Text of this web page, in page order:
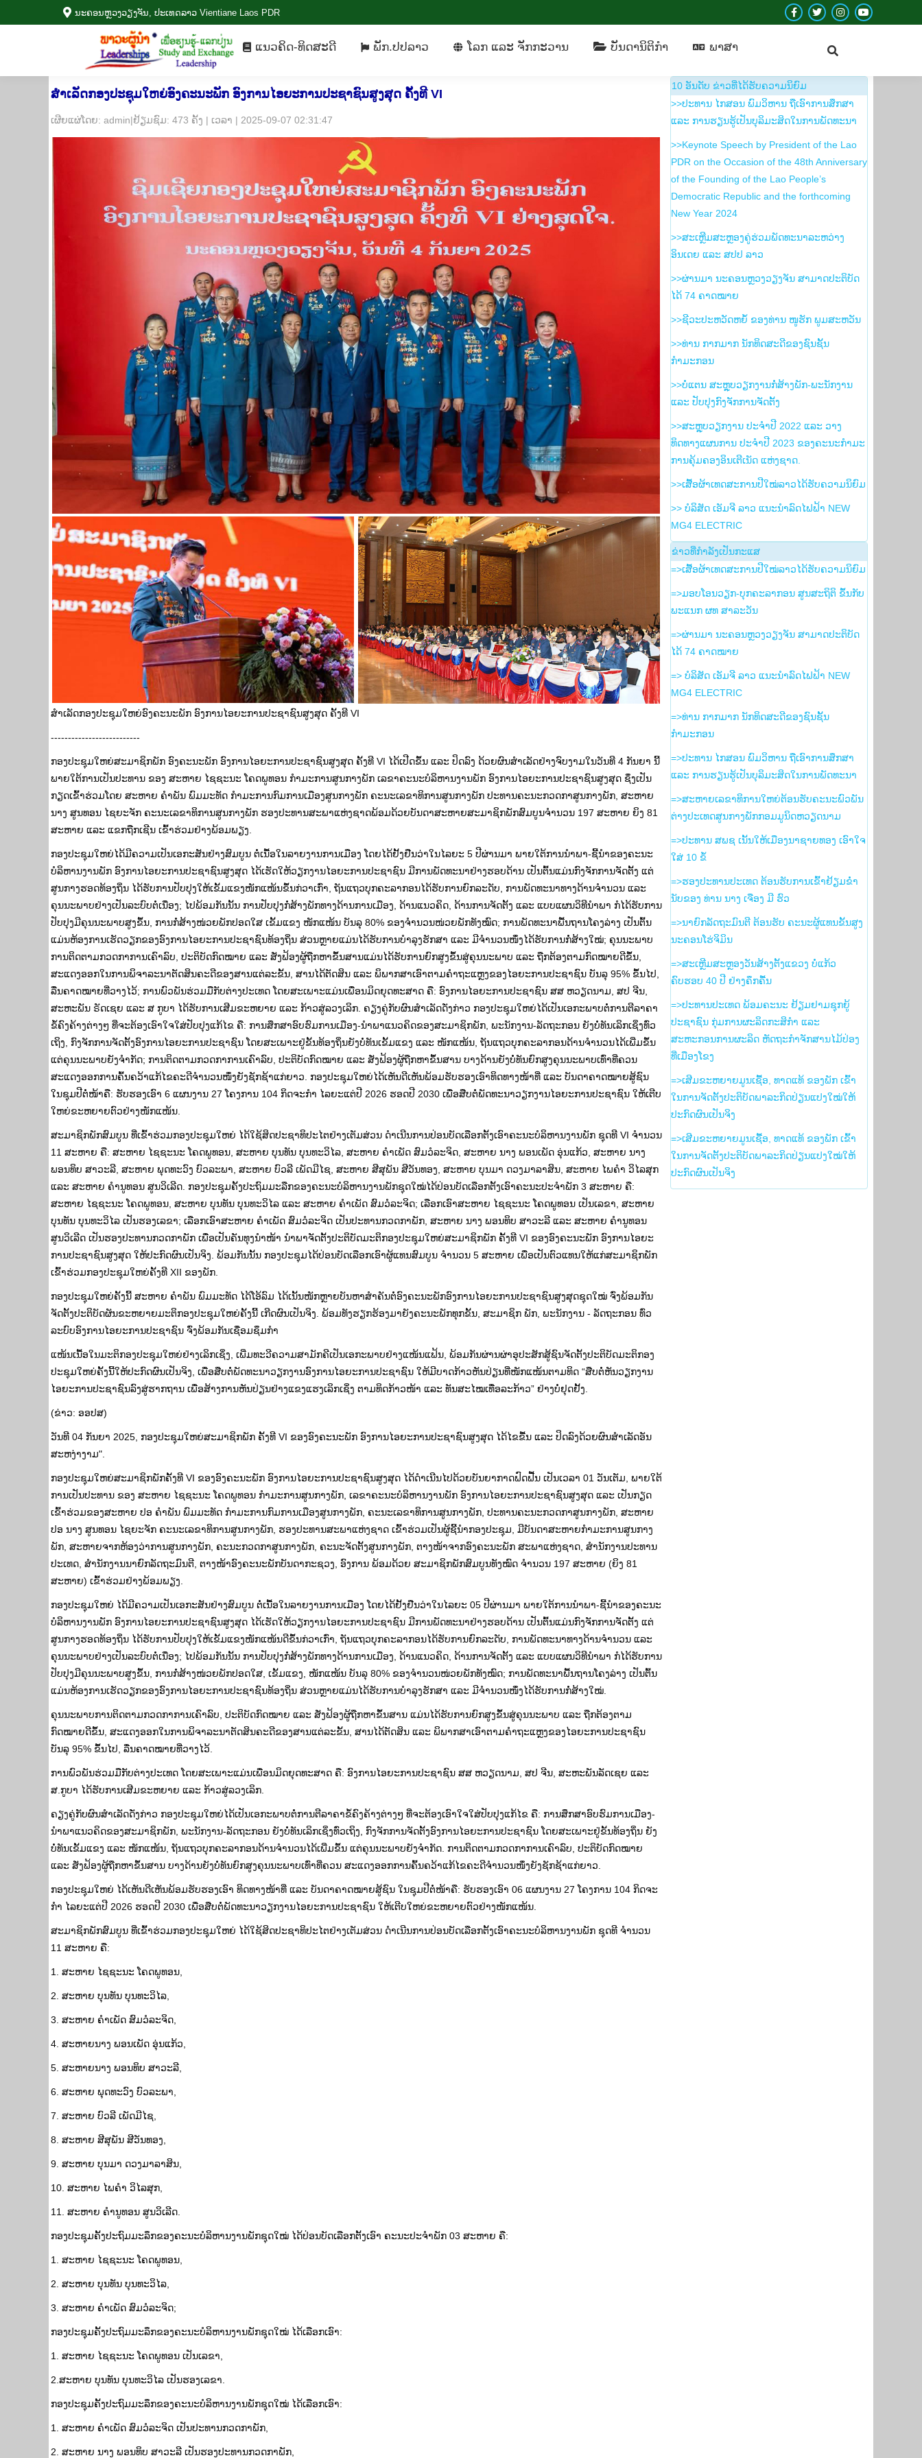
ນະ​ຄອນຫຼວງວຽງ​ຈັນ, ປະ​ເທດ​ລາວ Vientiane Laos PDR
Facebook
in
new
window
Twitter
opens
in
window
Instagram
in
window
YouTube
in
ແນວ​ຄິດ-ທິດ​ສະ​ດີ ພັກ​.ປປລາວ ​ໂລກ ແລະ ຈັກ​ກະ​ວານ ບັນ​ດາ​ນິ​ຕິ​ກຳ ​ພາ​ສາ
ສຳເລັດກອງປະຊຸມໃຫຍ່ອົງຄະນະພັກ ອົງການໄອຍະການປະຊາຊົນສູງສຸດ ຄັ້ງທີ VI
​ເຜີຍ​ແຜ່​ໂດຍ: admin|ຢ້ຽມ​ຊົມ: 473 ຄັ້ງ | ເວ​ລາ | 2025-09-07 02:31:47
ສຳເລັດກອງປະຊຸມໃຫຍ່ອົງຄະນະພັກ ອົງການໄອຍະການປະຊາຊົນສູງສຸດ ຄັ້ງທີ VI
--------------------------
ກອງປະຊຸມໃຫຍ່ສະມາຊິກພັກ ອົງຄະນະພັກ ອົງການໄອຍະການປະຊາຊົນສູງສຸດ ຄັ້ງທີ VI ໄດ້ເປີດຂຶ້ນ ແລະ ປິດລົງ ດ້ວຍຜົນສຳເລັດຢ່າງຈົບງາມໃນວັນທີ 4 ກັນຍາ ນີ້
ພາຍໃຕ້ການເປັນປະທານ ຂອງ ສະຫາຍ ໄຊຊະນະ ໂຄດພູທອນ ກໍາມະການສູນກາງພັກ ເລຂາຄະນະບໍລິຫານງານພັກ ອົງການໄອຍະການປະຊາຊົນສູງສຸດ ຊຶ່ງເປັນ
ກຽດເຂົ້າຮ່ວມໂດຍ ສະຫາຍ ຄໍາພັນ ພົມມະທັດ ກໍາມະການກົມການເມືອງສູນກາງພັກ ຄະນະເລຂາທິການສູນກາງພັກ ປະທານຄະນະກວດກາສູນກາງພັກ, ສະຫາຍ
ນາງ ສູນທອນ ໄຊຍະຈັກ ຄະນະເລຂາທິການສູນກາງພັກ ຮອງປະທານສະພາແຫ່ງຊາດພ້ອມດ້ວຍບັນດາສະຫາຍສະມາຊິກພັກສົມບູນຈໍານວນ 197 ສະຫາຍ ຍິງ 81
ສະຫາຍ ແລະ ແຂກຖືກເຊີນ ເຂົ້າຮ່ວມຢ່າງພ້ອມພຽງ.
ກອງປະຊຸມໃຫຍ່ໄດ້ມີຄວາມເປັນເອກະສັນຢ່າງສົມບູນ ຕໍ່ເນື້ອໃນລາຍງານການເມືອງ ໂດຍໄດ້ຢັ້ງຢືນວ່າໃນໄລຍະ 5 ປີຜ່ານມາ ພາຍໃຕ້ການນໍາພາ-ຊີ້ນໍາຂອງຄະນະ
ບໍລິຫານງານພັກ ອົງການໄອຍະການປະຊາຊົນສູງສຸດ ໄດ້ເຮັດໃຫ້ວຽກງານໄອຍະການປະຊາຊົນ ມີການພັດທະນາຢ່າງຮອບດ້ານ ເປັນຕົ້ນແມ່ນກົງຈັກການຈັດຕັ້ງ ແຕ່
ສູນກາງຮອດທ້ອງຖິ່ນ ໄດ້ຮັບການປັບປຸງໃຫ້ເຂັ້ມແຂງໜັກແໜ້ນຂຶ້ນກ່ວາເກົ່າ, ຖັນແຖວບຸກຄະລາກອນໄດ້ຮັບການຍົກລະດັບ, ການພັດທະນາທາງດ້ານຈໍານວນ ແລະ
ຄຸນນະພາບຢ່າງເປັນລະບົບຕໍ່ເນື່ອງ; ໄປພ້ອມກັນນັ້ນ ການປັບປຸງກໍ່ສ້າງພັກທາງດ້ານການເມືອງ, ດ້ານແນວຄິດ, ດ້ານການຈັດຕັ້ງ ແລະ ແບບແຜນວິທີນໍາພາ ກໍໄດ້ຮັບການ
ປັບປຸງມີຄຸນນະພາບສູງຂຶ້ນ, ການກໍ່ສ້າງໜ່ວຍພັກປອດໃສ ເຂັ້ມແຂງ ໜັກແໜ້ນ ບັນລຸ 80% ຂອງຈໍານວນໜ່ວຍພັກທັງໝົດ; ການພັດທະນາພື້ນຖານໂຄງລ່າງ ເປັນຕົ້ນ
ແມ່ນຫ້ອງການເຮັດວຽກຂອງອົງການໄອຍະການປະຊາຊົນທ້ອງຖິ່ນ ສ່ວນຫຼາຍແມ່ນໄດ້ຮັບການບໍາລຸງຮັກສາ ແລະ ມີຈໍານວນໜຶ່ງໄດ້ຮັບການກໍ່ສ້າງໃໝ່; ຄຸນນະພາບ
ການຕິດຕາມກວດກາການເຄົາລົບ, ປະຕິບັດກົດໝາຍ ແລະ ສັ່ງຟ້ອງຜູ້ຖືກຫາຂຶ້ນສານແມ່ນໄດ້ຮັບການຍົກສູງຂຶ້ນສູ່ຄຸນນະພາບ ແລະ ຖືກຕ້ອງຕາມກົດໝາຍດີຂຶ້ນ,
ສະແດງອອກໃນການພິຈາລະນາຕັດສິນຄະດີຂອງສານແຕ່ລະຂັ້ນ, ສານໄດ້ຕັດສິນ ແລະ ພິພາກສາເອົາຕາມຄໍາຖະແຫຼງຂອງໄອຍະການປະຊາຊົນ ບັນລຸ 95% ຂຶ້ນໄປ,
ລື່ນຄາດໝາຍທີ່ວາງໄວ້; ການພົວພັນຮ່ວມມືກັບຕ່າງປະເທດ ໂດຍສະເພາະແມ່ນເພື່ອນມິດຍຸດທະສາດ ຄື: ອົງການໄອຍະການປະຊາຊົນ ສສ ຫວຽດນາມ, ສປ ຈີນ,
ສະຫະພັນ ຣັດເຊຍ ແລະ ສ ກູບາ ໄດ້ຮັບການເສີມຂະຫຍາຍ ແລະ ກ້າວສູ່ລວງເລິກ. ຄຽງຄູ່ກັບຜົນສໍາເລັດດັ່ງກ່າວ ກອງປະຊຸມໃຫຍ່ໄດ້ເປັນເອກະພາບຕໍ່ການຕີລາຄາ
ຂໍ້ຄົງຄ້າງຕ່າງໆ ທີ່ຈະຕ້ອງເອົາໃຈໃສ່ປັບປຸງແກ້ໄຂ ຄື: ການສຶກສາອົບຮົມການເມືອງ-ນໍາພາແນວຄິດຂອງສະມາຊິກພັກ, ພະນັກງານ-ລັດຖະກອນ ຍັງບໍ່ທັນເລິກເຊິ່ງທົ່ວ
ເຖິງ, ກົງຈັກການຈັດຕັ້ງອົງການໄອຍະການປະຊາຊົນ ໂດຍສະເພາະຢູ່ຂັ້ນທ້ອງຖິ່ນຍັງບໍ່ທັນເຂັ້ມແຂງ ແລະ ໜັກແໜ້ນ, ຖັນແຖວບຸກຄະລາກອນດ້ານຈໍານວນໄດ້ເພີ່ມຂຶ້ນ
ແຕ່ຄຸນນະພາບຍັງຈໍາກັດ; ການຕິດຕາມກວດກາການເຄົາລົບ, ປະຕິບັດກົດໝາຍ ແລະ ສັ່ງຟ້ອງຜູ້ຖືກຫາຂຶ້ນສານ ບາງດ້ານຍັງບໍ່ທັນຍົກສູງຄຸນນະພາບເທົ່າທີ່ຄວນ
ສະແດງອອກການຄົ້ນຄວ້າແກ້ໄຂຄະດີຈໍານວນໜຶ່ງຍັງຊັກຊ້າແກ່ຍາວ. ກອງປະຊຸມໃຫຍ່ໄດ້ເຫັນດີເຫັນພ້ອມຮັບຮອງເອົາທິດທາງໜ້າທີ່ ແລະ ບັນດາຄາດໝາຍສູ້ຊົນ
ໃນຊຸມປີຕໍ່ໜ້າຄື: ຮັບຮອງເອົາ 6 ແຜນງານ 27 ໂຄງການ 104 ກິດຈະກໍາ ໄລຍະແຕ່ປີ 2026 ຮອດປີ 2030 ເພື່ອສືບຕໍ່ພັດທະນາວຽກງານໄອຍະການປະຊາຊົນ ໃຫ້ເຕີບ
ໃຫຍ່ຂະຫຍາຍຕົວຢ່າງໜັກແໜ້ນ.
ສະມາຊິກພັກສົມບູນ ທີ່ເຂົ້າຮ່ວມກອງປະຊຸມໃຫຍ່ ໄດ້ໃຊ້ສິດປະຊາທິປະໄຕຢ່າງເຕັມສ່ວນ ດໍາເນີນການປ່ອນບັດເລືອກຕັ້ງເອົາຄະນະບໍລິຫານງານພັກ ຊຸດທີ VI ຈໍານວນ
11 ສະຫາຍ ຄື: ສະຫາຍ ໄຊຊະນະ ໂຄດພູທອນ, ສະຫາຍ ບຸນທັນ ບຸນທະວິໄລ, ສະຫາຍ ຄໍາເພັດ ສົມວໍລະຈິດ, ສະຫາຍ ນາງ ພອນເພັດ ອຸ່ນແກ້ວ, ສະຫາຍ ນາງ
ພອນທິບ ສາວະລີ, ສະຫາຍ ພຸດທະວົງ ບົວລະພາ, ສະຫາຍ ບົວລີ ເພັດມີໄຊ, ສະຫາຍ ສີສຸພັນ ສີວັນທອງ, ສະຫາຍ ບຸນມາ ດວງມາລາສິນ, ສະຫາຍ ໄພຄໍາ ວິໄລສຸກ
ແລະ ສະຫາຍ ຄໍານູທອນ ສູນວິເລີດ. ກອງປະຊຸມຄັ້ງປະຖົມມະລືກຂອງຄະນະບໍລິຫານງານພັກຊຸດໃໝ່ໄດ້ປ່ອນບັດເລືອກຕັ້ງເອົາຄະນະປະຈໍາພັກ 3 ສະຫາຍ ຄື:
ສະຫາຍ ໄຊຊະນະ ໂຄດພູທອນ, ສະຫາຍ ບຸນທັນ ບຸນທະວິໄລ ແລະ ສະຫາຍ ຄໍາເພັດ ສົມວໍລະຈິດ; ເລືອກເອົາສະຫາຍ ໄຊຊະນະ ໂຄດພູທອນ ເປັນເລຂາ, ສະຫາຍ
ບຸນທັນ ບຸນທະວິໄລ ເປັນຮອງເລຂາ; ເລືອກເອົາສະຫາຍ ຄໍາເພັດ ສົມວໍລະຈິດ ເປັນປະທານກວດກາພັກ, ສະຫາຍ ນາງ ພອນທິບ ສາວະລີ ແລະ ສະຫາຍ ຄໍານູທອນ
ສູນວິເລີດ ເປັນຮອງປະທານກວດກາພັກ ເພື່ອເປັນຄັນທຸງນໍາໜ້າ ນໍາພາຈັດຕັ້ງປະຕິບັດມະຕິກອງປະຊຸມໃຫຍ່ສະມາຊິກພັກ ຄັ້ງທີ VI ຂອງອົງຄະນະພັກ ອົງການໄອຍະ
ການປະຊາຊົນສູງສຸດ ໃຫ້ປະກົດຜົນເປັນຈິງ. ພ້ອມກັນນັ້ນ ກອງປະຊຸມໄດ້ປ່ອນບັດເລືອກເອົາຜູ້ແທນສົມບູນ ຈໍານວນ 5 ສະຫາຍ ເພື່ອເປັນຕົວແທນໃຫ້ແກ່ສະມາຊິກພັກ
ເຂົ້າຮ່ວມກອງປະຊຸມໃຫຍ່ຄັ້ງທີ XII ຂອງພັກ.
ກອງປະຊຸມໃຫຍ່ຄັ້ງນີ້ ສະຫາຍ ຄໍາພັນ ພົມມະທັດ ໄດ້ໂອ້ລົມ ໄດ້ເນັ້ນໜັກຫຼາຍບັນຫາສໍາຄັນຕໍ່ອົງຄະນະພັກອົງການໄອຍະການປະຊາຊົນສູງສຸດຊຸດໃໝ່ ຈົ່ງພ້ອມກັນ
ຈັດຕັ້ງປະຕິບັດຜັນຂະຫຍາຍມະຕິກອງປະຊຸມໃຫຍ່ຄັ້ງນີ້ ເກີດຜົນເປັນຈິງ. ພ້ອມທັງຮຽກຮ້ອງມາຍັງຄະນະພັກທຸກຂັ້ນ, ສະມາຊິກ ພັກ, ພະນັກງານ - ລັດຖະກອນ ທົ່ວ
ລະບົບອົງການໄອຍະການປະຊາຊົນ ຈົ່ງພ້ອມກັນເຊື່ອມຊຶມກໍາ
ແໜ້ນເນື້ອໃນມະຕິກອງປະຊຸມໃຫຍ່ຢ່າງເລິກເຊິ່ງ, ເພີ່ມທະວີຄວາມສາມັກຄີເປັນເອກະພາບຢ່າງແໜ້ນແຟ້ນ, ພ້ອມກັນຜ່ານຜ່າອຸປະສັກສູ້ຊົນຈັດຕັ້ງປະຕິບັດມະຕິກອງ
ປະຊຸມໃຫຍ່ຄັ້ງນີ້ໃຫ້ປະກົດຜົນເປັນຈິງ, ເພື່ອສືບຕໍ່ພັດທະນາວຽກງານອົງການໄອຍະການປະຊາຊົນ ໃຫ້ມີບາດກ້າວຫັນປ່ຽນທີ່ໜັກແໜ້ນຕາມທິດ “ສືບຕໍ່ຫັນວຽກງານ
ໄອຍະການປະຊາຊົນລົງສູ່ຮາກຖານ ເພື່ອສ້າງການຫັນປ່ຽນຢ່າງແຂງແຮງເລິກເຊິ່ງ ຕາມທິດກ້າວໜ້າ ແລະ ທັນສະໄໝເທື່ອລະກ້າວ” ຢ່າງບໍ່ຢຸດຢັ້ງ.
(ຂ່າວ: ອອປສ)
ວັນທີ 04 ກັນຍາ 2025, ກອງ​ປະຊຸມ​ໃຫຍ່ສະມາຊິກພັກ ຄັ້ງ​ທີ VI ຂອງ​ອົງຄະ​ນະ​ພັກ ອົງການ​ໄອ​ຍະ​ການ​ປະຊາຊົນ​ສູງ​ສຸດ ໄດ້ໄຂຂື້ນ ແລະ ປິດລົງດ້ວຍຜົນສຳເລັດອັນ
ສະຫງ່າງາມ".
ກອງປະຊຸມ​ໃຫຍ່​ສະມາຊິກພັກ​ຄັ້ງ​ທີ VI ຂອງອົງຄະນະພັກ ອົງການໄອຍະການປະຊາຊົນສູງສຸດ ໄດ້​​ດໍາເນີນໄປດ້ວຍບັນຍາກາດຟົດຟື້ນ ເປັນເວລາ 01 ວັນເຕັມ, ພາຍໃຕ້
ການເປັນປະທານ ຂອງ ສະຫາຍ ໄຊຊະນະ ໂຄດພູທອນ ກໍາມະການສູນກາງພັກ, ເລຂາຄະນະບໍລິຫານງານພັກ ອົງການໄອຍະການປະຊາຊົນສູງສຸດ ແລະ ເປັນກຽດ
ເຂົ້າຮ່ວມຂອງສະຫາຍ ປອ ຄໍາພັນ ພົມມະທັດ ກໍາມະການກົມການເມືອງສູນກາງພັກ, ຄະນະເລຂາທິການສູນກາງພັກ, ປະທານຄະນະກວດກາສູນກາງພັກ, ສະຫາຍ
ປອ ນາງ ສູນທອນ ໄຊຍະຈັກ ຄະນະເລຂາທິການສູນກາງພັກ, ຮອງປະທານສະພາແຫ່ງຊາດ ເຂົ້າຮ່ວມເປັນຜູ້ຊີ້ນໍາກອງປະຊຸມ, ມີບັນດາສະຫາຍກໍາມະການສູນກາງ
ພັກ, ສະຫາຍຈາກຫ້ອງວ່າການສູນກາງພັກ, ຄະນະກວດກາສູນກາງພັກ, ຄະນະຈັດຕັ້ງສູນກາງພັກ, ຕາງໜ້າຈາກອົງຄະນະພັກ ສະພາແຫ່ງຊາດ, ສໍານັກງານປະທານ
ປະເທດ, ສໍານັກງານນາຍົກລັດຖະມົນຕີ, ຕາງໜ້າອົງຄະນະພັກບັນດາກະຊວງ, ອົງການ ພ້ອມດ້ວຍ ສະມາຊິກພັກສົມບູນທັງໝົດ ຈໍານວນ 197 ສະຫາຍ (ຍິງ 81
ສະຫາຍ) ເຂົ້າຮ່ວມຢ່າງພ້ອມພຽງ.
ກອງປະຊຸມໃຫຍ່ ໄດ້ມີຄວາມເປັນເອກະສັນຢ່າງສົມບູນ ຕໍ່ເນື້ອໃນລາຍງານການເມືອງ ໂດຍໄດ້ຢັ້ງຢືນວ່າໃນໄລຍະ 05 ປີຜ່ານມາ ພາຍໃຕ້ການນໍາພາ-ຊີ້ນໍາຂອງຄະນະ
ບໍລິຫານງານພັກ ອົງການໄອຍະການປະຊາຊົນສູງສຸດ ໄດ້ເຮັດໃຫ້ວຽກງານໄອຍະການປະຊາຊົນ ມີການພັດທະນາຢ່າງຮອບດ້ານ ເປັນຕົ້ນແມ່ນກົງຈັກການຈັດຕັ້ງ ແຕ່
ສູນກາງຮອດທ້ອງຖິ່ນ ໄດ້ຮັບການປັບປຸງໃຫ້ເຂັ້ມແຂງໜັກແໜ້ນດີຂຶ້ນກ່ວາເກົ່າ, ຖັນແຖວບຸກຄະລາກອນໄດ້ຮັບການຍົກລະດັບ, ການພັດທະນາທາງດ້ານຈໍານວນ ແລະ
ຄຸນນະພາບຢ່າງເປັນລະບົບຕໍ່ເນື່ອງ; ໄປພ້ອມກັນນັ້ນ ການປັບປຸງກໍ່ສ້າງພັກທາງດ້ານການເມືອງ, ດ້ານແນວຄິດ, ດ້ານການຈັດຕັ້ງ ແລະ ແບບແຜນວິທີນໍາພາ ກໍໄດ້ຮັບການ
ປັບປຸງມີຄຸນນະພາບສູງຂຶ້ນ, ການກໍ່ສ້າງໜ່ວຍພັກປອດໃສ, ເຂັ້ມແຂງ, ໜັກແໜ້ນ ບັນລຸ 80% ຂອງຈໍານວນໜ່ວຍພັກທັງໝົດ; ການພັດທະນາພື້ນຖານໂຄງລ່າງ ເປັນຕົ້ນ
ແມ່ນຫ້ອງການເຮັດວຽກຂອງອົງການໄອຍະການປະຊາຊົນທ້ອງຖິ່ນ ສ່ວນຫຼາຍແມ່ນໄດ້ຮັບການບໍາລຸງຮັກສາ ແລະ ມີຈໍານວນໜຶ່ງໄດ້ຮັບການກໍ່ສ້າງໃໝ່.
ຄຸນນະພາບການຕິດຕາມກວດກາການເຄົາລົບ, ປະຕິບັດກົດໝາຍ ແລະ ສັ່ງຟ້ອງຜູ້ຖືກຫາຂຶ້ນສານ ແມ່ນໄດ້ຮັບການຍົກສູງຂຶ້ນສູ່ຄຸນນະພາບ ແລະ ຖືກຕ້ອງຕາມ
ກົດໝາຍດີຂຶ້ນ, ສະແດງອອກໃນການພິຈາລະນາຕັດສິນຄະດີຂອງສານແຕ່ລະຂັ້ນ, ສານໄດ້ຕັດສິນ ແລະ ພິພາກສາເອົາຕາມຄໍາຖະແຫຼງຂອງໄອຍະການປະຊາຊົນ
ບັນລຸ 95% ຂຶ້ນໄປ, ລື່ນຄາດໝາຍທີ່ວາງໄວ້.
ການພົວພັນຮ່ວມມືກັບຕ່າງປະເທດ ໂດຍສະເພາະແມ່ນເພື່ອນມິດຍຸດທະສາດ ຄື: ອົງການໄອຍະການປະຊາຊົນ ສສ ຫວຽດນາມ, ສປ ຈີນ, ສະຫະພັນລັດເຊຍ ແລະ
ສ.ກູບາ ໄດ້ຮັບການເສີມຂະຫຍາຍ ແລະ ກ້າວສູ່ລວງເລິກ.
ຄຽງ​ຄູ່​ກັບ​ຜົນ​ສໍາ​ເລັດ​ດັ່ງກ່າວ ກອງ​ປະຊຸມ​ໃຫຍ່​ໄດ້​ເປັນ​ເອກະ​ພາບ​ຕໍ່​ການ​ຕີ​ລາຄາ​ຂໍ້ຄົງຄ້າງ​ຕ່າງໆ ​ທີ່​ຈະ​ຕ້ອງ​ເອົາ​ໃຈ​ໃສ່​ປັບປຸງ​ແກ້​ໄຂ ​ຄື: ການ​ສຶກສາ​ອົບຮົມ​ການ​ເມືອງ-
ນໍາພາ​ແນວ​ຄິດ​ຂອງ​ສະມາຊິກ​ພັກ, ພະນັກງານ-ລັດຖະກອນ ​ຍັງ​ບໍ່​ທັນ​ເລິກ​ເຊິ່ງທົ່ວ​ເຖິງ, ກົງຈັກ​ການຈັດ​ຕັ້ງ​ອົງການ​ໄອ​ຍະ​ການ​ປະຊາຊົນ ​ໂດຍ​ສະ​ເພາະ​ຢູ່​ຂັ້ນ​ທ້ອງ​ຖິ່ນ​ ຍັງ​
ບໍ່​ທັນ​ເຂັ້ມ​ແຂງ ​ແລະ ໜັກແໜ້ນ, ຖັນ​ແຖວ​ບຸກຄະລາ​ກອນ​ດ້ານ​ຈໍານວນ​ໄດ້​ເພີ່ມ​ຂຶ້ນ​ ແຕ່​ຄຸນ​ນະພາ​ບຍັງ​ຈໍາກັດ. ການ​ຕິດຕາມ​ກວດກາ​ການ​ເຄົາລົບ, ປະຕິບັດ​ກົດໝາຍ ​
ແລະ ສັ່ງ​ຟ້ອງ​ຜູ້​ຖືກ​ຫາ​ຂຶ້ນ​ສານ ​ບາງດ້ານຍັງ​ບໍ່​ທັນ​ຍົກ​ສູງຄຸນນະພາບ​ເທົ່າ​ທີ່ຄວນ ສະ​ແດງ​ອອກການ​ຄົ້ນຄວ້າ​ແກ້​ໄຂ​ຄະດີ​ຈໍານວນ​ໜຶ່ງ​ຍັງຊັກຊ້າແກ່ຍາວ.
ກອງ​ປະຊຸມ​ໃຫຍ່​ ໄດ້​ເຫັນ​ດີ​ເຫັນ​ພ້ອມ​ຮັບຮອງ​​ເອົາ​ ທິດ​ທາງ​ໜ້າ​ທີ່ ​ແລະ ບັນດາ​ຄາດໝາຍ​ສູ້​ຊົນ​ ໃນ​ຊຸມ​ປີ​ຕໍ່ໜ້າຄື: ຮັບຮອງ​ເອົາ 06 ແຜນ​ງານ 27 ​ໂຄງການ 104 ກິດຈະ
ກໍາ​ ​ໄລຍະ​ແຕ່ປີ​ 2026 ຮອດ​ປີ 2030 ​ເພື່ອ​ສືບ​ຕໍ່​ພັດທະນາ​ວຽກ​ງານ​ໄອ​ຍະ​ການ​ປະຊາຊົນ​ ໃຫ້​ເຕີບ​ໃຫຍ່​ຂະຫຍາຍຕົວ​ຢ່າງ​ໜັກ​ແໜ້ນ.
ສະມາຊິກພັກສົມບູນ ທີ່ເຂົ້າຮ່ວມກອງ​ປະຊຸມ​ໃຫຍ່​ ​ໄດ້​ໃຊ້​ສິດ​ປະຊາທິປະ​ໄຕ​ຢ່າງ​ເຕັມ​ສ່ວນ ​ດໍາ​ເນີນ​ການ​ປ່ອນ​ບັດ​ເລືອກ​ຕັ້ງ​ເອົາຄະນະ​ບໍລິຫານ​ງາ​ນພັກ ​ຊຸດ​ທີ ຈໍານວນ
11​ ສະຫາຍ ​ຄື:
1. ສະຫາຍ ໄຊຊະນະ ໂຄດພູທອນ,
2. ສະຫາຍ ບຸນທັນ ບຸນທະວິໄລ,
3. ສະຫາຍ ຄໍາເພັດ ສົມວໍລະຈິດ,
4. ສະຫາຍນາງ ພອນເພັດ ອຸ່ນແກ້ວ,
5. ສະຫາຍນາງ ພອນທິບ ສາວະລີ,
6. ສະຫາຍ ພຸດທະວົງ ບົວລະພາ,
7. ສະຫາຍ ບົວລີ ເພັດມີໄຊ,
8. ສະຫາຍ ສີສຸພັນ ສີວັນທອງ,
9. ສະຫາຍ ບຸນມາ ດວງມາລາສິນ,
10. ສະຫາຍ ໄພຄໍາ ວິໄລສຸກ,
11. ສະຫາຍ ຄໍານູທອນ ສູນວິເລີດ.
ກອງ​ປະຊຸມຄັ້ງ​ປະຖົມ​ມະລຶກ​ຂອງ​ຄະນະ​ບໍລິຫານ​ງານ​ພັກ​ຊຸດ​ໃໝ່ ​ໄດ້​ປ່ອນ​ບັດ​ເລືອກ​ຕັ້ງ​ເອົາ​ ຄະນະ​ປະ​ຈໍາພັກ 03 ສະຫາຍ ຄື:
1. ສະຫາຍ ໄຊຊະນະ ໂຄດພູທອນ,
2. ສະຫາຍ ບຸນທັນ ບຸນທະວິໄລ,
3. ສະຫາຍ ຄໍາເພັດ ສົມວໍລະຈິດ; ​
ກອງ​ປະຊຸມຄັ້ງ​ປະຖົມ​ມະລຶກ​ຂອງ​ຄະນະ​ບໍລິຫານ​ງານ​ພັກ​ຊຸດ​ໃໝ່ ​ໄດ້​ເລືອກ​ເອົາ:
1. ສະຫາຍ ໄຊຊະນະ ໂຄດພູທອນ ເປັນເລຂາ,
2.ສະຫາຍ ບຸນທັນ ບຸນທະວິໄລ ເປັນຮອງເລຂາ.
ກອງ​ປະຊຸມຄັ້ງ​ປະຖົມ​ມະລຶກ​ຂອງ​ຄະນະ​ບໍລິຫານ​ງານ​ພັກ​ຊຸດ​ໃໝ່ ​ໄດ້​ເລືອກ​ເອົາ:
1. ສະຫາຍ ຄໍາເພັດ ສົມວໍລະຈິດ ເປັນ​ປະທານ​ກວດກາພັກ,
2. ສະຫາຍ ນາງ ພອນທິບ ສາວະລີ ເປັນຮອງ​ປະທານ​ກວດກາ​ພັກ,
10 ອັນ​ດັບ ຂ່າວ​ທີ່​ໄດ້​ຮັບ​ຄວາມ​ນິ​ຍົມ
>>ປະທານ ໄກສອນ ພົມວິຫານ ຖືເອົາການສຶກສາ
ແລະ ການຮຽນຮູ້ເປັນບຸລິມະສິດໃນການພັດທະນາ
>>Keynote Speech by President of the Lao
PDR on the Occasion of the 48th Anniversary
of the Founding of the Lao People’s
Democratic Republic and the forthcoming
New Year 2024
>>ສະເຫຼີມສະຫຼອງຄູ່ຮ່ວມພັດທະນາລະຫວ່າງ
ອິນເດຍ ແລະ ສປປ ລາວ
>>ຜ່ານມາ ນະຄອນຫຼວງວຽງຈັນ ສາມາດປະຕິບັດ
ໄດ້ 74 ຄາດໝາຍ
>>ຊີວະປະຫວັດຫຍໍ້ ຂອງທ່ານ ໜູຮັກ ພູມສະຫວັນ
>>ທ່ານ ກາກມາກ ນັກທິດສະດີຂອງຊົນຊັ້ນ
ກຳມະກອນ
>>ບໍ່ແຕນ ສະຫຼຸບວຽກງານກໍ່ສ້າງພັກ-ພະນັກງານ
ແລະ ປັບປຸງກົງຈັກການຈັດຕັ້ງ
>>ສະຫຼຸບວຽກງານ ປະຈໍາປີ 2022 ແລະ ວາງ
ທິດທາງແຜນການ ປະຈໍາປີ 2023 ຂອງຄະນະກໍາມະ
ການຄຸ້ມຄອງອິນເຕີເນັດ ແຫ່ງຊາດ.
>>ເສື້ອຜ້າເທດສະການປີໃໝ່ລາວໄດ້ຮັບຄວາມນິຍົມ
>> ບໍລິສັດ ເອັມຈີ ລາວ ແນະນຳລົດໄຟຟ້າ NEW
MG4 ELECTRIC
ຂ່າວ​ທີ່​ກຳ​ລັງ​ເປັນ​ກະ​ແສ
=>ເສື້ອຜ້າເທດສະການປີໃໝ່ລາວໄດ້ຮັບຄວາມນິຍົມ
=>ມອບໂອນວຽກ-ບຸກຄະລາກອນ ສູນສະຖິຕິ ຂຶ້ນກັບ
ພະແນກ ຜທ ສາລະວັນ
=>ຜ່ານມາ ນະຄອນຫຼວງວຽງຈັນ ສາມາດປະຕິບັດ
ໄດ້ 74 ຄາດໝາຍ
=> ບໍລິສັດ ເອັມຈີ ລາວ ແນະນຳລົດໄຟຟ້າ NEW
MG4 ELECTRIC
=>ທ່ານ ກາກມາກ ນັກທິດສະດີຂອງຊົນຊັ້ນ
ກຳມະກອນ
=>ປະທານ ໄກສອນ ພົມວິຫານ ຖືເອົາການສຶກສາ
ແລະ ການຮຽນຮູ້ເປັນບຸລິມະສິດໃນການພັດທະນາ
=>ສະຫາຍເລຂາທິການໃຫຍ່ຕ້ອນຮັບຄະນະພົວພັນ
ຕ່າງປະເທດສູນກາງພັກກອມມູນິດຫວຽດນາມ
=>ປະທານ ສພຊ ເນັ້ນໃຫ້ເມືອງນາຊາຍທອງ ເອົາໃຈ
ໃສ່ 10 ຂໍ້
=>ຮອງ​ປະທານ​ປະເທດ ຕ້ອນຮັບ​ການ​ເຂົ້າ​ຢ້ຽມ​ຂ່ຳ
ນັບ​ຂອງ ທ່ານ ນາງ ເຈືອງ ມີ ຮົວ
=>ນາຍົກລັດຖະມົນຕີ ຕ້ອນຮັບ ຄະນະຜູ້ແທນຂັ້ນສູງ
ນະຄອນໂຮ່ຈິມິນ
=>ສະເຫຼີມສະຫຼອງວັນສ້າງຕັ້ງແຂວງ ບໍ່ແກ້ວ
ຄົບຮອບ 40 ປີ ຢ່າງຄຶກຄື້ນ
=>ປະທານປະເທດ ພ້ອມຄະນະ ຢ້ຽມຢາມຊຸກຍູ້
ປະຊາຊົນ ກຸ່ມການຜະລິດກະສິກຳ ແລະ
ສະຫະກອນການຜະລິດ ຫັດຖະກຳຈັກສານໄມ້ປ່ອງ
ທີ່ເມືອງໂຂງ
=>ເສີມຂະຫຍາຍມູນເຊື້ອ, ທາດແທ້ ຂອງພັກ ເຂົ້າ
ໃນການຈັດຕັ້ງປະຕິບັດພາລະກິດປ່ຽນແປງໃໝ່ໃຫ້
ປະກົດຜົນເປັນຈິງ
=>ເສີມຂະຫຍາຍມູນເຊື້ອ, ທາດແທ້ ຂອງພັກ ເຂົ້າ
ໃນການຈັດຕັ້ງປະຕິບັດພາລະກິດປ່ຽນແປງໃໝ່ໃຫ້
ປະກົດຜົນເປັນຈິງ
ແນວ​ຄິດ-ທິດ​ສະ​ດີ ພັກ​.ປປລາວ ​ໂລກ ແລະ ຈັກ​ກະ​ວານ ບັນ​ດາ​ນິ​ຕິ​ກຳ ​ພາ​ສາ